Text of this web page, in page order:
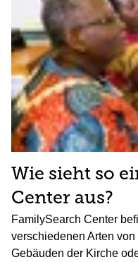
Wie sieht so
Center aus?
FamilySearch Center
verschiedenen Arten
Gebäuden der Kirche